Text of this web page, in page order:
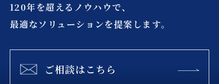
120年を超えるノウハウで、
最適なソリューションを提案します。
ご相談はこちら